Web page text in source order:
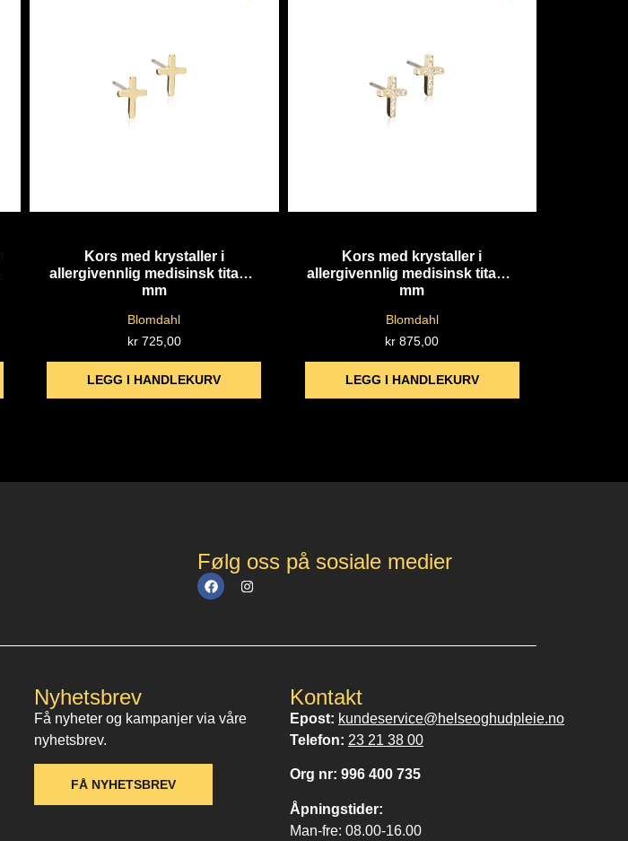
Kors med krystaller i
allergivennlig medisinsk titan 8
mm
Blomdahl
kr725,00
LEGG I HANDLEKURV
Kors med krystaller i
allergivennlig medisinsk titan 8
mm
Blomdahl
kr 875,00
LEGG I HANDLEKURV
Følg oss på sosiale medier
Nyhetsbrev
Få nyheter og kampanjer via våre
nyhetsbrev.
FÅ NYHETSBREV
Kontakt
Epost: kundeservice@helseoghudpleie.no
Telefon: 23 21 38 00
Org nr: 996 400 735
Åpningstider:
Man-fre: 08.00-16.00